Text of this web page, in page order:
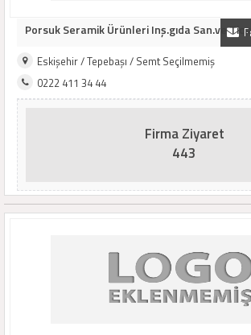
Porsuk Seramik Ürünleri Inş.gıda San.ve
Eskişehir / Tepebaşı / Semt Seçilmemiş
0222 411 34 44
Firma Ziyaret
443